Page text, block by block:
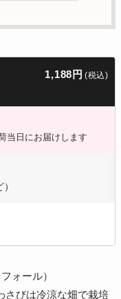
1,188円 (税込)
当日にお届けします
ォール）
さびは冷涼な畑で栽培